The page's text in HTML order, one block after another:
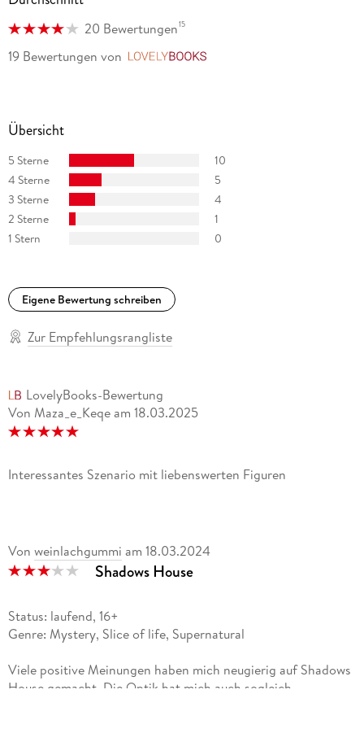
20 Bewertungen15
19 Bewertungen von
Übersicht
5 Sterne
10
4 Sterne
5
3 Sterne
4
2 Sterne
1
1 Stern
0
Eigene Bewertung schreiben
Zur Empfehlungsrangliste
LovelyBooks-Bewertung
Von Maza_e_Keqe am 18.03.2025
Interessantes Szenario mit liebenswerten Figuren
Von weinlachgummi am 18.03.2024
Shadows House
Status: laufend, 16+
Genre: Mystery, Slice of life, Supernatural
Viele positive Meinungen haben mich neugierig auf Shadows
House gemacht. Die Optik hat mich auch sogleich